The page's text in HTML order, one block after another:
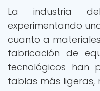
La industria
experimentando
cuanto a
fabricación de
tecnológicos han
tablas más ligeras,